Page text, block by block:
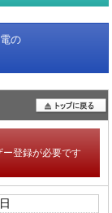
の
登録が必要です